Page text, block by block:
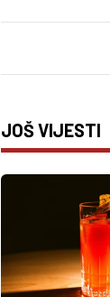
JOŠ VIJESTI